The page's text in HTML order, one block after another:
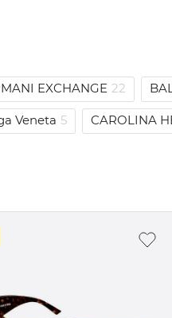
EXCHANGE 22
Veneta 5 CAROLINA